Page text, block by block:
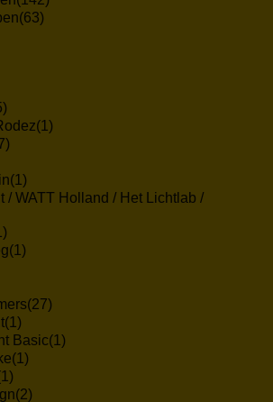
(63)
(1)
(1)
/ WATT Holland / Het Lichtlab /
(1)
(27)
(1)
Basic(1)
(1)
(2)